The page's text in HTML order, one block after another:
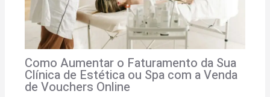
Como Aumentar o Faturamento da Sua
Clínica de Estética ou Spa com a Venda
de Vouchers Online